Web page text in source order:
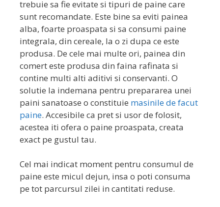
trebuie sa fie evitate si tipuri de paine care
sunt recomandate. Este bine sa eviti painea
alba, foarte proaspata si sa consumi paine
integrala, din cereale, la o zi dupa ce este
produsa. De cele mai multe ori, painea din
comert este produsa din faina rafinata si
contine multi alti aditivi si conservanti. O
solutie la indemana pentru prepararea unei
paini sanatoase o constituie masinile de facut
paine. Accesibile ca pret si usor de folosit,
acestea iti ofera o paine proaspata, creata
exact pe gustul tau.
Cel mai indicat moment pentru consumul de
paine este micul dejun, insa o poti consuma
pe tot parcursul zilei in cantitati reduse.